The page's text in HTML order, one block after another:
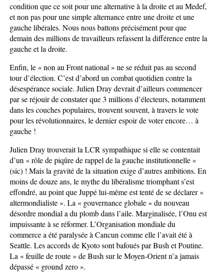
condition que ce soit pour une alternative à la droite et au Medef,
et non pas pour une simple alternance entre une droite et une
gauche libérales. Nous nous battons précisément pour que
demain des millions de travailleurs refassent la différence entre la
gauche et la droite.
Enfin, le « non au Front national » ne se réduit pas au second
tour d’élection. C’est d’abord un combat quotidien contre la
désespérance sociale. Julien Dray devrait d’ailleurs commencer
par se réjouir de constater que 3 millions d’électeurs, notamment
dans les couches populaires, trouvent souvent, à travers le vote
pour les révolutionnaires, le dernier espoir de voter encore… à
gauche !
Julien Dray trouverait la LCR sympathique si elle se contentait
d’un « rôle de piqûre de rappel de la gauche institutionnelle »
(sic) ! Mais la gravité de la situation exige d’autres ambitions. En
moins de douze ans, le mythe du libéralisme triomphant s’est
effondré, au point que Juppé lui-même est tenté de se déclarer «
altermondialiste ». La « gouvernance globale » du nouveau
désordre mondial a du plomb dans l’aile. Marginalisée, l’Onu est
impuissante à se réformer. L’Organisation mondiale du
commerce a été paralysée à Cancun comme elle l’avait été à
Seattle. Les accords de Kyoto sont bafoués par Bush et Poutine.
La « feuille de route » de Bush sur le Moyen-Orient n’a jamais
dépassé « ground zero ».